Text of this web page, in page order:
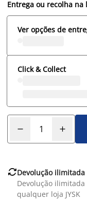
Entrega ou recolha na
Ver opções de
Click & Collect
Devolução ilimitada
Devolução
qualquer loja JYSK